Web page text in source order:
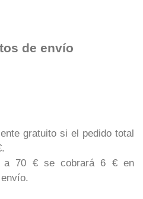
de envío
gratuito si el pedido total
a 70 € se cobrará 6 € en